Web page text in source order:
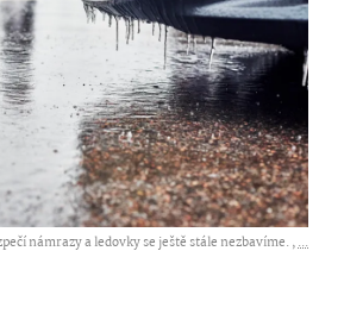
námrazy a ledovky se ještě stále nezbavíme. ,...